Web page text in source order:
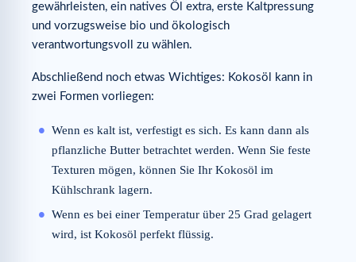
gewährleisten, ein natives Öl extra, erste Kaltpressung
und vorzugsweise bio und ökologisch
verantwortungsvoll zu wählen.
Abschließend noch etwas Wichtiges: Kokosöl kann in
zwei Formen vorliegen:
Wenn es kalt ist, verfestigt es sich. Es kann dann als
pflanzliche Butter betrachtet werden. Wenn Sie feste
Texturen mögen, können Sie Ihr Kokosöl im
Kühlschrank lagern.
Wenn es bei einer Temperatur über 25 Grad gelagert
wird, ist Kokosöl perfekt flüssig.